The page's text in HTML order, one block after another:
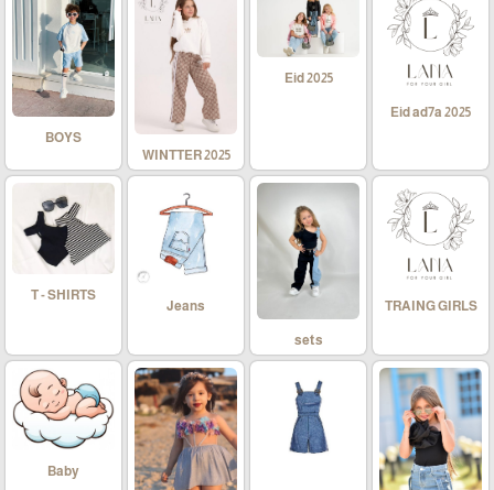
Eid ad7a 2025
Eid 2025
WINTTER 2025
BOYS
TRAING GIRLS
sets
Jeans
T - SHIRTS
Baby